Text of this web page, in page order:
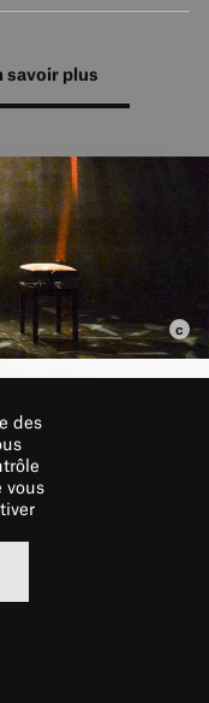
savoir plus
des
vous